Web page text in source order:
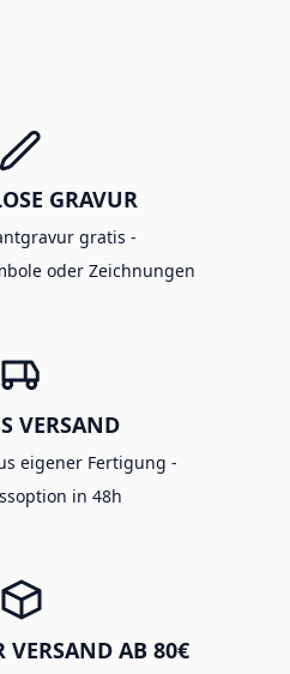
GRAVUR
gratis -
oder Zeichnungen
VERSAND
eigener Fertigung -
in 48h
VERSAND AB 80€